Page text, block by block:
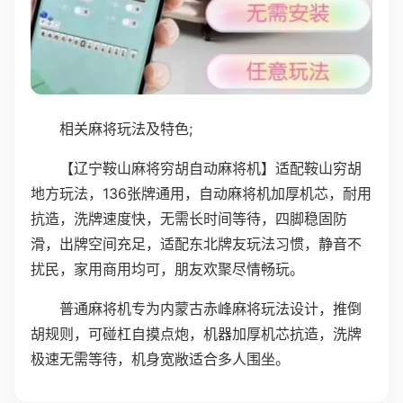
相关麻将玩法及特色;
【辽宁鞍山麻将穷胡自动麻将机】适配鞍山穷胡
地方玩法，136张牌通用，自动麻将机加厚机芯，耐用
抗造，洗牌速度快，无需长时间等待，四脚稳固防
滑，出牌空间充足，适配东北牌友玩法习惯，静音不
扰民，家用商用均可，朋友欢聚尽情畅玩。
普通麻将机专为内蒙古赤峰麻将玩法设计，推倒
胡规则，可碰杠自摸点炮，机器加厚机芯抗造，洗牌
极速无需等待，机身宽敞适合多人围坐。